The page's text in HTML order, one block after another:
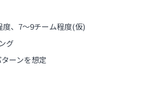
度、7～9チーム程度(仮)
グ
ーンを想定